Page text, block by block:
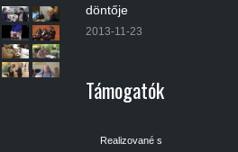
döntője
2013-11-23
Támogatók
Realizované s